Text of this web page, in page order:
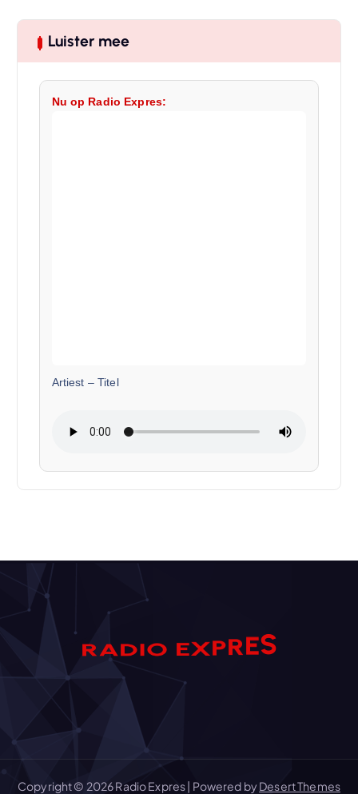
Luister mee
Nu op Radio Expres:
Artiest – Titel
RADIO EXPRES
Copyright © 2026 Radio Expres | Powered byDesert Themes